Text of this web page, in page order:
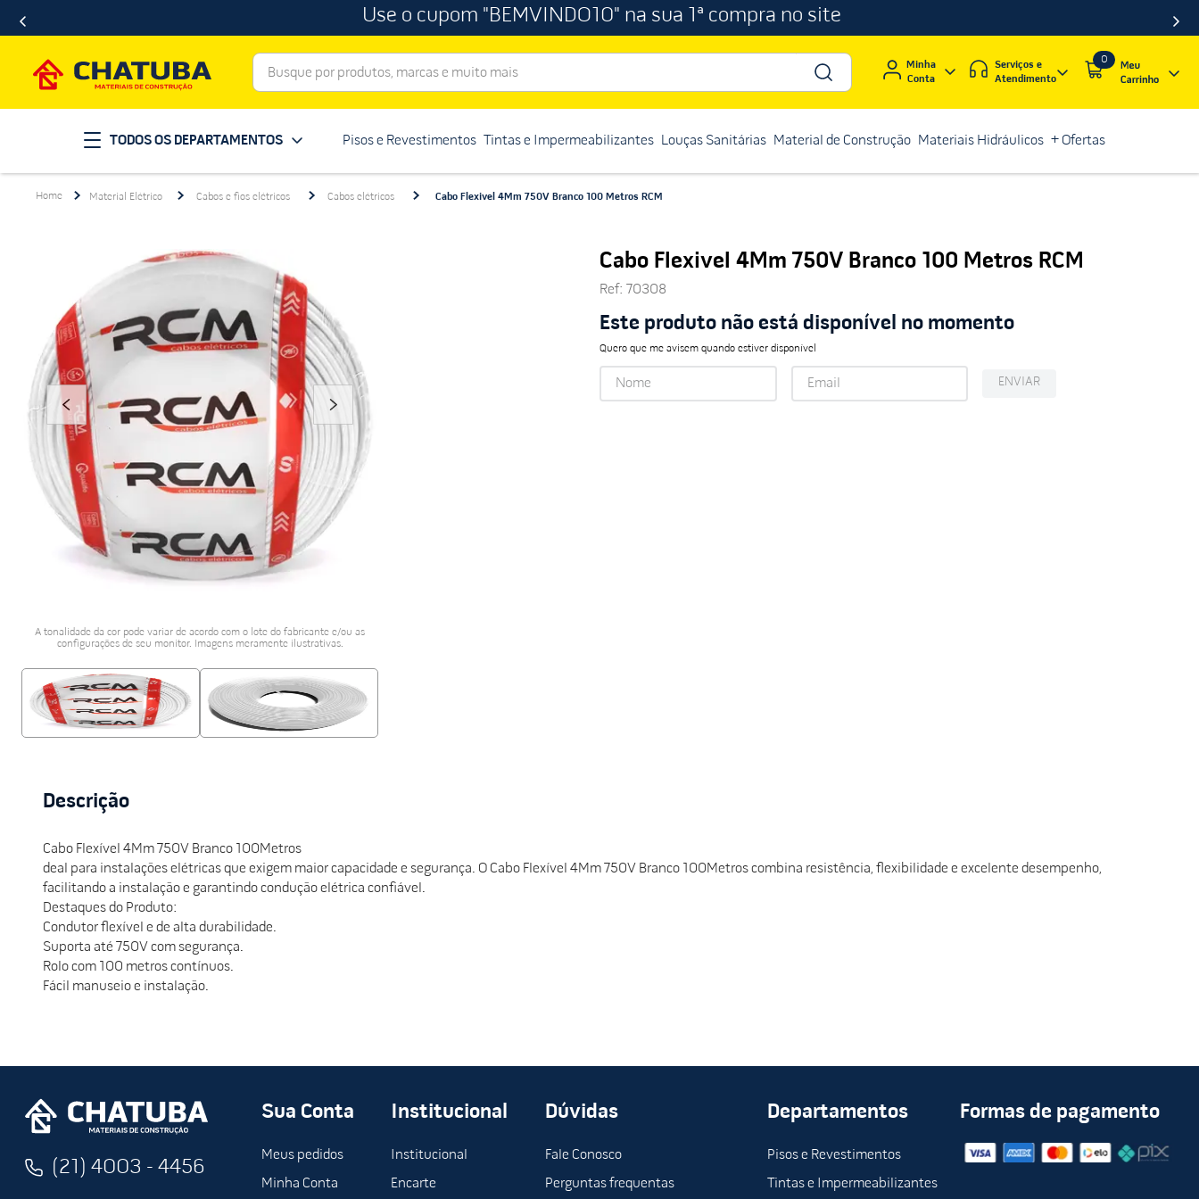
Use o cupom "BEMVINDO10" na sua 1ª compra no site
Busque por produtos, marcas e muito mais
Minha
Conta
Serviços e
Atendimento
0
TODOS OS DEPARTAMENTOS Pisos e Revestimentos Tintas e Impermeabilizantes Louças Sanitárias Material de Construção Materiais Hidráulicos + Ofertas
Material Elétrico Cabos e fios elétricos Cabos elétricos Cabo Flexivel 4Mm 750V Branco 100 Metros RCM
A tonalidade da cor pode variar de acordo com o lote do fabricante e/ou as
configurações de seu monitor. Imagens meramente ilustrativas.
Cabo Flexivel 4Mm 750V Branco 100 Metros RCM
Ref: 70308
Este produto não está disponível no momento
Quero que me avisem quando estiver disponível
ENVIAR
Descrição
Cabo Flexível 4Mm 750V Branco 100Metros
deal para instalações elétricas que exigem maior capacidade e segurança. O Cabo Flexível 4Mm 750V Branco 100Metros combina resistência, flexibilidade e excelente desempenho,
facilitando a instalação e garantindo condução elétrica confiável.
Destaques do Produto:
Condutor flexível e de alta durabilidade.
Suporta até 750V com segurança.
Rolo com 100 metros contínuos.
Fácil manuseio e instalação.
(21) 4003 - 4456
Sua Conta
Meus pedidos
Minha Conta
Institucional
Institucional
Encarte
Dúvidas
Fale Conosco
Perguntas frequentas
Departamentos
Pisos e Revestimentos
Tintas e Impermeabilizantes
Formas de pagamento
1 º porcelanato
2º telha
massa corrida
7 chuveiro
vaso sanitário
telhas
10º porcelanato acetinado